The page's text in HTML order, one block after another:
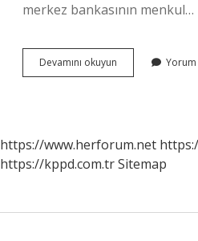
merkez bankasının menkul…
Devamını okuyun
Bankası
Yorum
https://www.herforum.net
https://kppd.com.trSitemap